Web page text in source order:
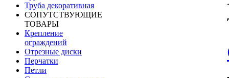
Труба декоративная
СОПУТСТВУЮЩИЕ
ТОВАРЫ
Крепление
ограждений
Отрезные диски
Перчатки
Петли